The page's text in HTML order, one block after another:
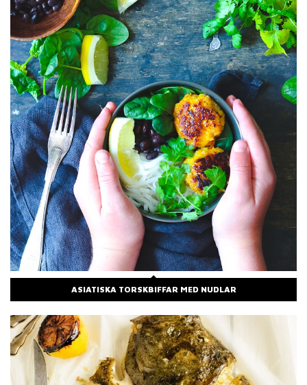
ASIATISKA TORSKBIFFAR MED NUDLAR